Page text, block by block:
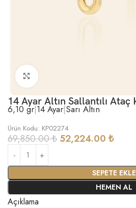
Büyütmek için tıklayın
14 Ayar Altın Sallantılı Ataç
6,10 gr|14 Ayar|Sarı Altın
Ürün Kodu: KP02274
69,850.00₺ 52,224.00 ₺
SEPETE EKLE
HEMEN AL
Açıklama